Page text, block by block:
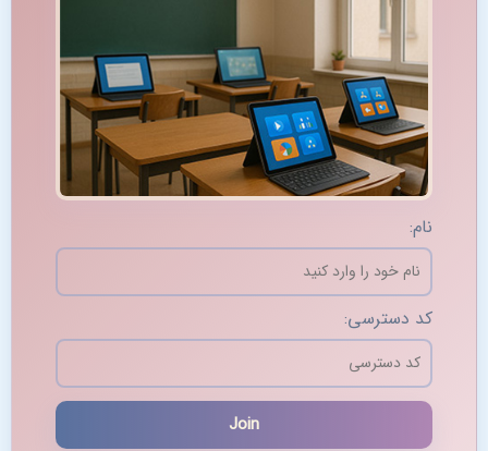
نام:
کد دسترسی: